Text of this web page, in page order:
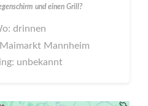
und einen Grill?
drinnen
Mannheim
unbekannt